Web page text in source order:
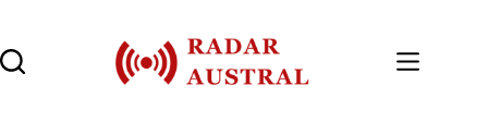
contenido